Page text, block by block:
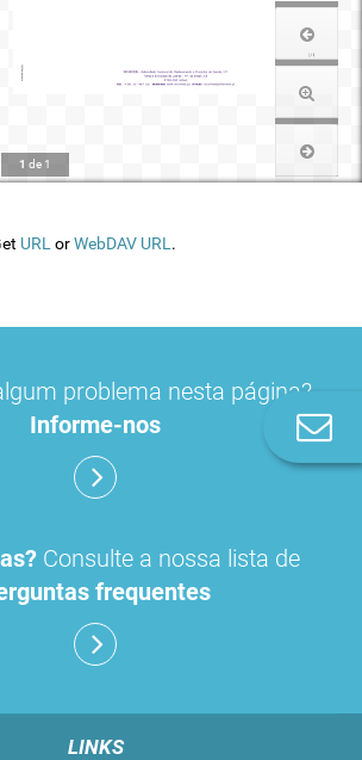
1 de 1
URL orWebDAV URL .
problema nesta página?
Informe-nos
Consulte a nossa lista de
frequentes
LINKS